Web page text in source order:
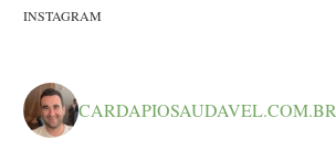
INSTAGRAM
CARDAPIOSAUDAVEL.COM.BR